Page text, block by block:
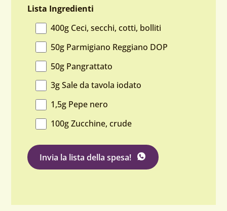
Lista Ingredienti
400g Ceci, secchi, cotti, bolliti
50g Parmigiano Reggiano DOP
50g Pangrattato
3g Sale da tavola iodato
1,5g Pepe nero
100g Zucchine, crude
Invia la lista della spesa
su WhatsApp !